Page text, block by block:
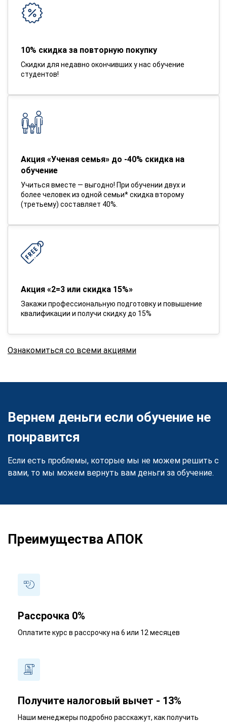
10% скидка за повторную покупку
Скидки для недавно окончивших у нас обучение
студентов!
Акция «Ученая семья» до -40% скидка на
обучение
Учиться вместе — выгодно! При обучении двух и
более человек из одной семьи* скидка второму
(третьему) составляет 40%.
Акция «2=3 или скидка 15%»
Закажи профессиональную подготовку и повышение
квалификации и получи скидку до 15%
Ознакомиться со всеми акциями
Вернем деньги если обучение не
понравится
Если есть проблемы, которые мы не можем решить с
вами, то мы можем вернуть вам деньги за обучение.
Преимущества АПОК
Рассрочка 0%
Оплатите курс в рассрочку на 6 или 12 месяцев
Получите налоговый вычет - 13%
Наши менеджеры подробно расскажут, как получить